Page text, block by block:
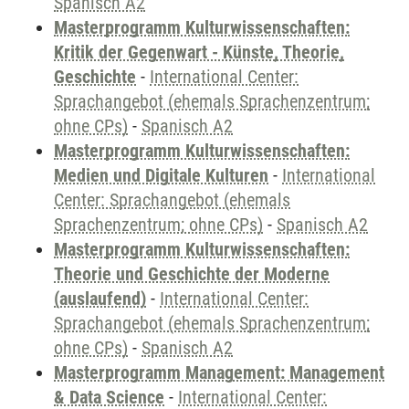
Masterprogramm Kulturwissenschaften:
Kritik der Gegenwart - Künste, Theorie,
Geschichte - International Center:
Sprachangebot (ehemals Sprachenzentrum;
ohne CPs) - Spanisch A2
Masterprogramm Kulturwissenschaften:
Medien und Digitale Kulturen - International
Center: Sprachangebot (ehemals
Sprachenzentrum; ohne CPs) - Spanisch A2
Masterprogramm Kulturwissenschaften:
Theorie und Geschichte der Moderne
(auslaufend) - International Center:
Sprachangebot (ehemals Sprachenzentrum;
ohne CPs) - Spanisch A2
Masterprogramm Management: Management
& Data Science - International Center: